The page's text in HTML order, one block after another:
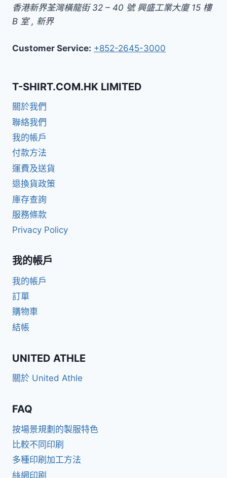
香港新界荃灣橫龍街 32 – 40 號 興盛工業大廈 15 樓
B 室, 新界
Customer Service: +852-2645-3000
T-SHIRT.COM.HK LIMITED
關於我們
聯絡我們
我的帳戶
付款方法
運費及送貨
退換貨政策
庫存查詢
服務條款
Privacy Policy
我的帳戶
我的帳戶
訂單
購物車
結帳
UNITED ATHLE
關於 United Athle
FAQ
按場景規劃的製服特色
比較不同印刷
多種印刷加工方法
絲網印刷